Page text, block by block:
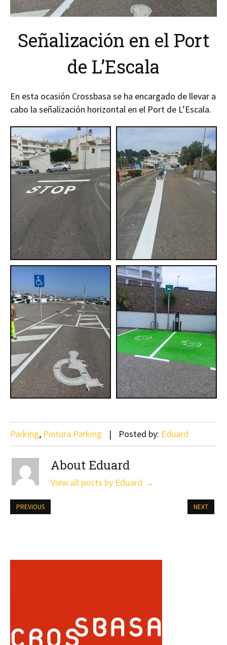
Señalización en el Port
de L’Escala
En esta ocasión Crossbasa se ha encargado de llevar a
cabo la señalización horizontal en el Port de L’Escala.
Parking, Pintura Parking Posted by: Eduard
About Eduard
View all posts by Eduard →
PREVIOUS NEXT